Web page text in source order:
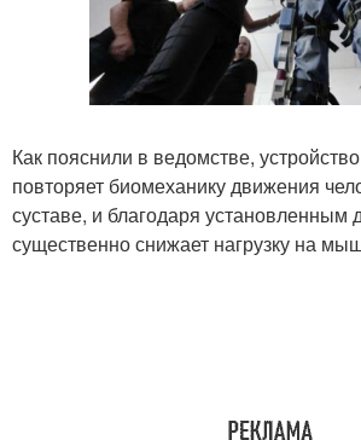
Как пояснили в ведомстве,
повторяет биомеханику движения
суставе, и благодаря установленным
существенно снижает нагрузку на